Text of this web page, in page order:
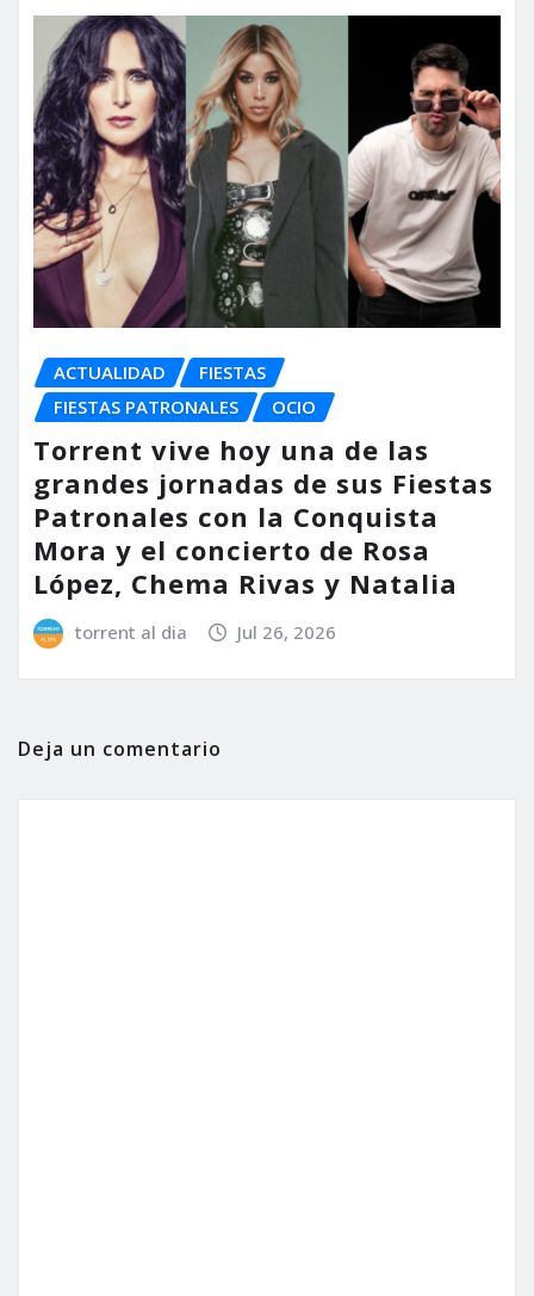
ACTUALIDAD
FIESTAS
FIESTAS PATRONALES
OCIO
Torrent vive hoy una de las
grandes jornadas de sus Fiestas
Patronales con la Conquista
Mora y el concierto de Rosa
López, Chema Rivas y Natalia
torrent al dia Jul 26, 2026
Deja un comentario